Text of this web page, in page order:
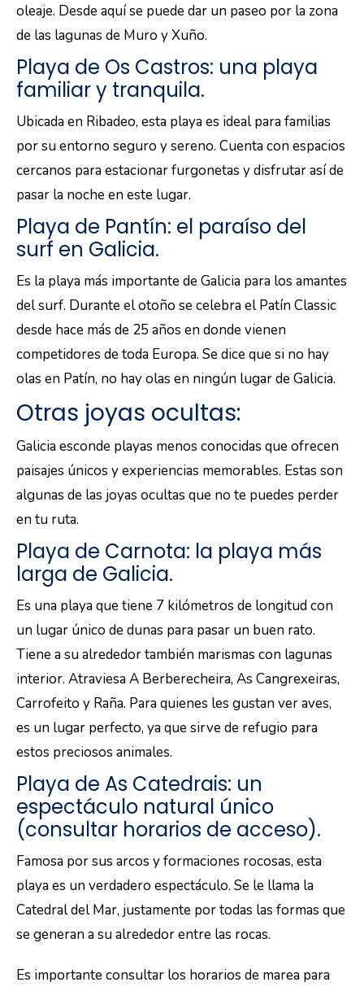
oleaje. Desde aquí se puede dar un paseo por la zona
de las lagunas de Muro y Xuño.
Playa de Os Castros: una playa
familiar y tranquila.
Ubicada en Ribadeo, esta playa es ideal para familias
por su entorno seguro y sereno. Cuenta con espacios
cercanos para estacionar furgonetas y disfrutar así de
pasar la noche en este lugar.
Playa de Pantín: el paraíso del
surf en Galicia.
Es la playa más importante de Galicia para los amantes
del surf. Durante el otoño se celebra el Patín Classic
desde hace más de 25 años en donde vienen
competidores de toda Europa. Se dice que si no hay
olas en Patín, no hay olas en ningún lugar de Galicia.
Otras joyas ocultas:
Galicia esconde playas menos conocidas que ofrecen
paisajes únicos y experiencias memorables. Estas son
algunas de las joyas ocultas que no te puedes perder
en tu ruta.
Playa de Carnota: la playa más
larga de Galicia.
Es una playa que tiene 7 kilómetros de longitud con
un lugar único de dunas para pasar un buen rato.
Tiene a su alrededor también marismas con lagunas
interior. Atraviesa A Berberecheira, As Cangrexeiras,
Carrofeito y Raña. Para quienes les gustan ver aves,
es un lugar perfecto, ya que sirve de refugio para
estos preciosos animales.
Playa de As Catedrais: un
espectáculo natural único
(consultar horarios de acceso).
Famosa por sus arcos y formaciones rocosas, esta
playa es un verdadero espectáculo. Se le llama la
Catedral del Mar, justamente por todas las formas que
se generan a su alrededor entre las rocas.
Es importante consultar los horarios de marea para